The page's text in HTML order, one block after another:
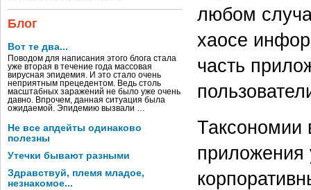
Блог
Вот те два...
Поводом для написания этого блога стала
уже вторая в течение года массовая
вирусная эпидемия. И это стало очень
неприятным прецедентом. Ведь столь
масштабных заражений не было уже очень
давно. Впрочем, данная ситуация была
ожидаемой. Эпидемию вызвали …
Не все апдейты одинаково
полезны
Утечки бывают разными
Здравствуй, племя младое,
незнакомое...
любом
хаосе
часть
Таксономии
приложения